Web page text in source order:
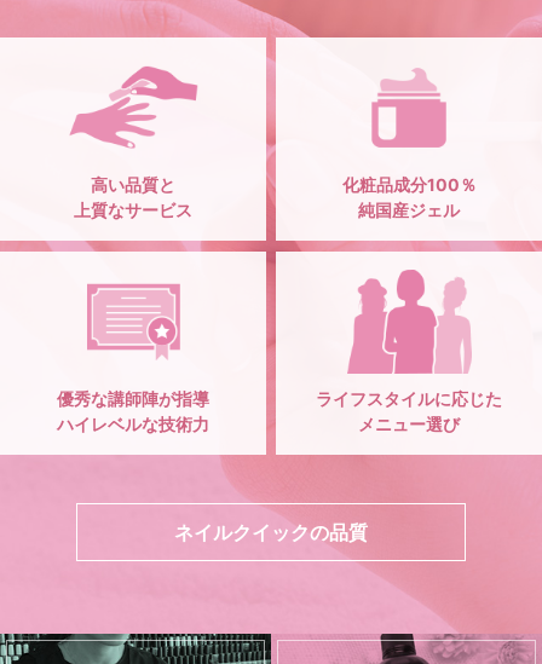
高い品質と
上質なサービス
化粧品成分100％
純国産ジェル
優秀な講師陣が指導
ハイレベルな技術力
ライフスタイルに応じた
メニュー選び
ネイルクイックの品質